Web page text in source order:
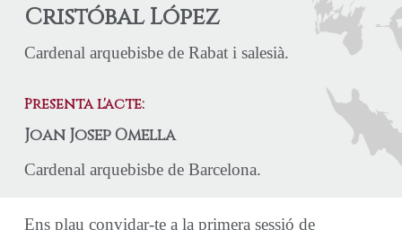
Cristóbal López
Cardenal arquebisbe de Rabat i salesià.
Presenta l'acte:
Joan Josep Omella
Cardenal arquebisbe de Barcelona.
Ens plau convidar-te a la primera sessió de